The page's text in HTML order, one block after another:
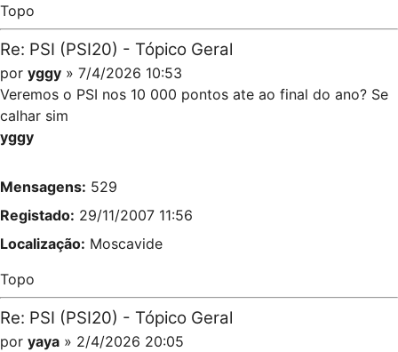
Topo
Re: PSI (PSI20) - Tópico Geral
por yggy » 7/4/2026 10:53
Veremos o PSI nos 10 000 pontos ate ao final do ano? Se
calhar sim
yggy
Mensagens: 529
Registado: 29/11/2007 11:56
Localização: Moscavide
Topo
Re: PSI (PSI20) - Tópico Geral
por yaya » 2/4/2026 20:05